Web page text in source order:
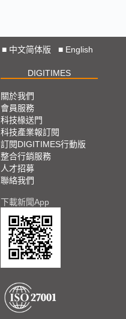
■ 中文简体版 ■ English
DIGITIMES
關於我們
會員服務
科技椽送門
科技產業報訂閱
訂閱DIGITIMES行動版
整合行銷服務
人才招募
聯絡我們
下載新聞App